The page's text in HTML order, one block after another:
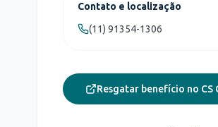
Contato e localização
(11) 91354-1306
Resgatar benefício no CS